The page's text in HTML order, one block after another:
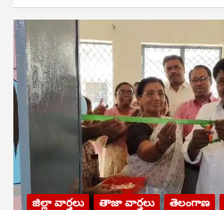
జిల్లా వార్తలు తాజా వార్తలు తెలంగాణ